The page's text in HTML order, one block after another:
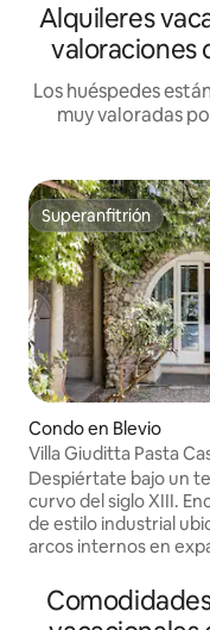
Alquileres
valoraciones
Los huéspedes
muy valoradas
Superanfitrión
Superanfitrión
Condo en Blevio
Villa Giuditta Pasta
Despiértate bajo un
curvo del siglo XIII.
de estilo industrial
arcos internos en
desde una hamaca
directamente al lago